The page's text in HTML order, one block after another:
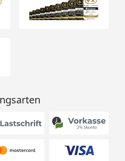
Milchglastür:
Paket 1: 350 x 120 x 65 cm,
(siehe Reiter "Zubehör"):
Finnhaus Gartenhaus Pia
Gartenhaus Pia